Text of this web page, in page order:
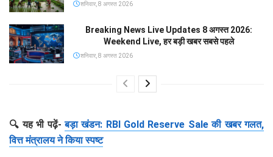
शनिवार, 8 अगस्त 2026
Breaking News Live Updates 8 अगस्त 2026:
Weekend Live, हर बड़ी खबर सबसे पहले
शनिवार, 8 अगस्त 2026
🔍 यह भी पढ़ें-बड़ा खंडन: RBI Gold Reserve Sale की खबर गलत,
वित्त मंत्रालय ने किया स्पष्ट